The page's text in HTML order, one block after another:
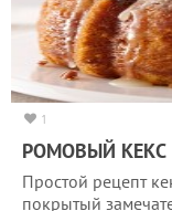
1
РОМОВЫЙ КЕКС
Простой рецепт
покрытый